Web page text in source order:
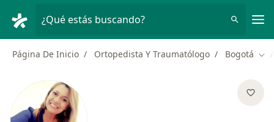
¿Qué estás buscando?
Página De Inicio Ortopedista Y Traumatólogo Bogotá